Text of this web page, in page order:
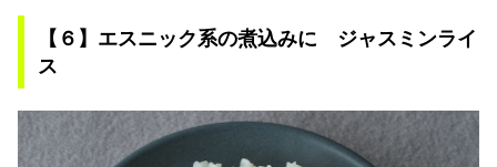
【６】エスニック系の煮込みに ジャスミンライ
ス